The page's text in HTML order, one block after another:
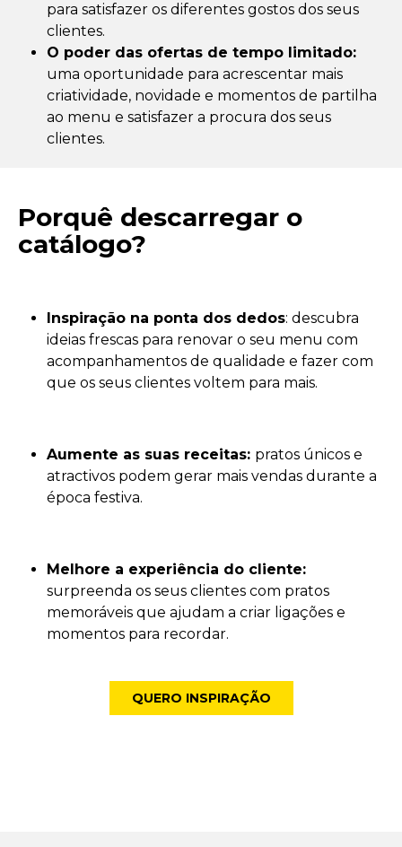
para satisfazer os diferentes gostos dos seus
clientes.
O poder das ofertas de tempo limitado:
uma oportunidade para acrescentar mais
criatividade, novidade e momentos de partilha
ao menu e satisfazer a procura dos seus
clientes.
Porquê descarregar o
catálogo?
Inspiração na ponta dos dedos: descubra
ideias frescas para renovar o seu menu com
acompanhamentos de qualidade e fazer com
que os seus clientes voltem para mais.
Aumente as suas receitas: pratos únicos e
atractivos podem gerar mais vendas durante a
época festiva.
Melhore a experiência do cliente:
surpreenda os seus clientes com pratos
memoráveis que ajudam a criar ligações e
momentos para recordar.
QUERO INSPIRAÇÃO